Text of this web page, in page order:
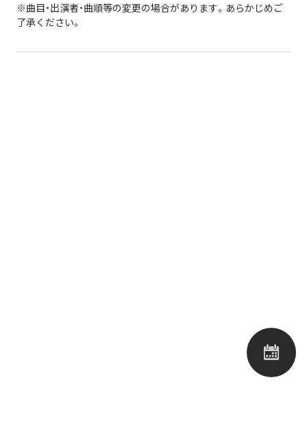
※曲目・出演者・曲順等の変更の場合があります。あらかじめご
了承ください。